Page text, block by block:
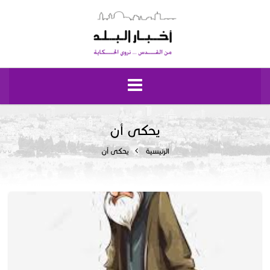
الرئيسية يحكى أن
الرئيسية يحكى أن